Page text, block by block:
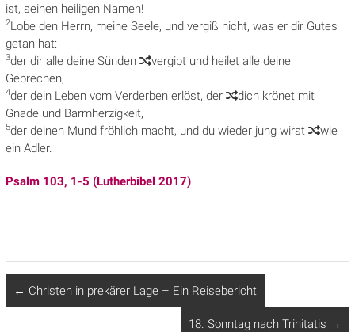
ist, seinen heiligen Namen!
2Lobe den Herrn, meine Seele, und vergiß nicht, was er dir Gutes
getan hat:
3der dir alle deine Sünden
vergibt und heilet alle deine
Gebrechen,
4der dein Leben vom Verderben erlöst, der
dich krönet mit
Gnade und Barmherzigkeit,
5der deinen Mund fröhlich macht, und du wieder jung wirst
wie
ein Adler.
Psalm 103, 1-5 (Lutherbibel 2017)
← Christen in prekärer Lage – Ein Reisebericht
18. Sonntag nach Trinitatis →